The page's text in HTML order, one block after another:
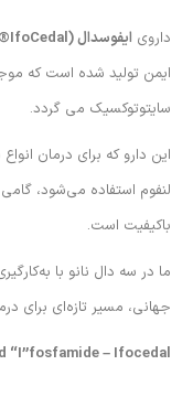
داروی ایفوسدال(IfoCedal®️)
ایمن تولید شده است که
سایتوتوکسیک می گردد.
این دارو که برای درمان
لنفوم استفاده می‌شود،
باکیفیت است.
ما در سه دال نانو با
جهانی، مسیر تازه‌ای برای
“I”fosfamide – Ifocedal®️